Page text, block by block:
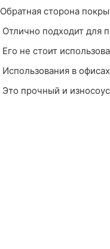
Обратная сторона
Отлично подходит для
Его не стоит
Использования в
Это прочный и